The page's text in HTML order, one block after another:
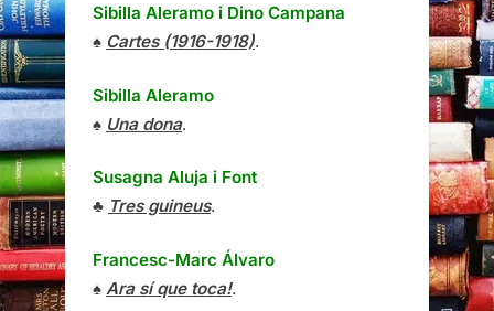
Sibilla Aleramo i Dino Campana
♠ Cartes (1916-1918).
Sibilla Aleramo
♠ Una dona.
Susagna Aluja i Font
♣ Tres guineus.
Francesc-Marc Álvaro
♠ Ara sí que toca!.